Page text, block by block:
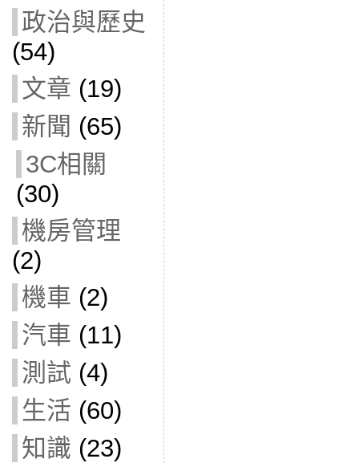
政治與歷史
(54)
文章 (19)
新聞 (65)
3C相關
(30)
機房管理
(2)
機車 (2)
汽車 (11)
測試 (4)
生活 (60)
知識 (23)